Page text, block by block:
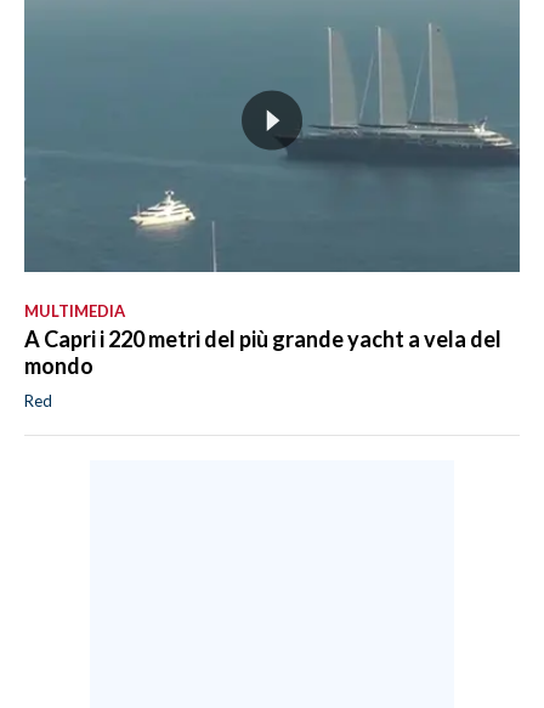
MULTIMEDIA
A Capri i 220 metri del più grande yacht a vela del
mondo
Red